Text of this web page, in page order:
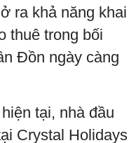
ra khả năng khai
thuê trong bối
Đồn ngày càng
tại, nhà đầu
Crystal Holidays